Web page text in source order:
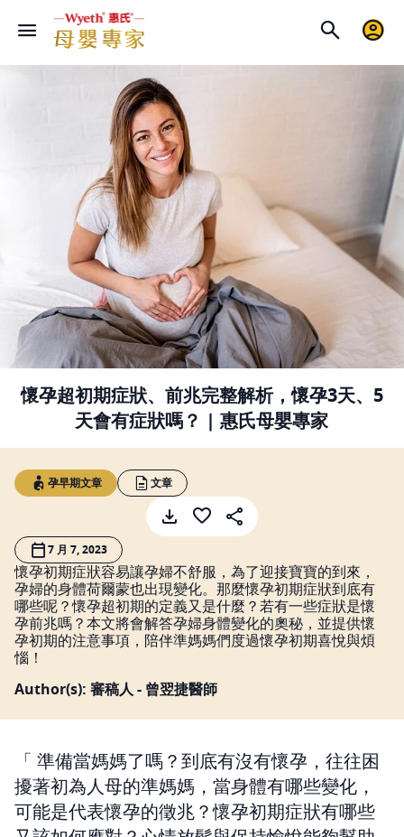
懷孕超初期症狀、前兆完整解析，懷孕3天、5
天會有症狀嗎？ | 惠氏母嬰專家
孕早期文章 文章
7 月 7, 2023
懷孕初期症狀容易讓孕婦不舒服，為了迎接寶寶的到來，
孕婦的身體荷爾蒙也出現變化。那麼懷孕初期症狀到底有
哪些呢？懷孕超初期的定義又是什麼？若有一些症狀是懷
孕前兆嗎？本文將會解答孕婦身體變化的奧秘，並提供懷
孕初期的注意事項，陪伴準媽媽們度過懷孕初期喜悅與煩
惱！
Author(s): 審稿人 - 曾翌捷醫師
準備當媽媽了嗎？到底有沒有懷孕，往往困
擾著初為人母的準媽媽，當身體有哪些變化，
可能是代表懷孕的徵兆？懷孕初期症狀有哪些